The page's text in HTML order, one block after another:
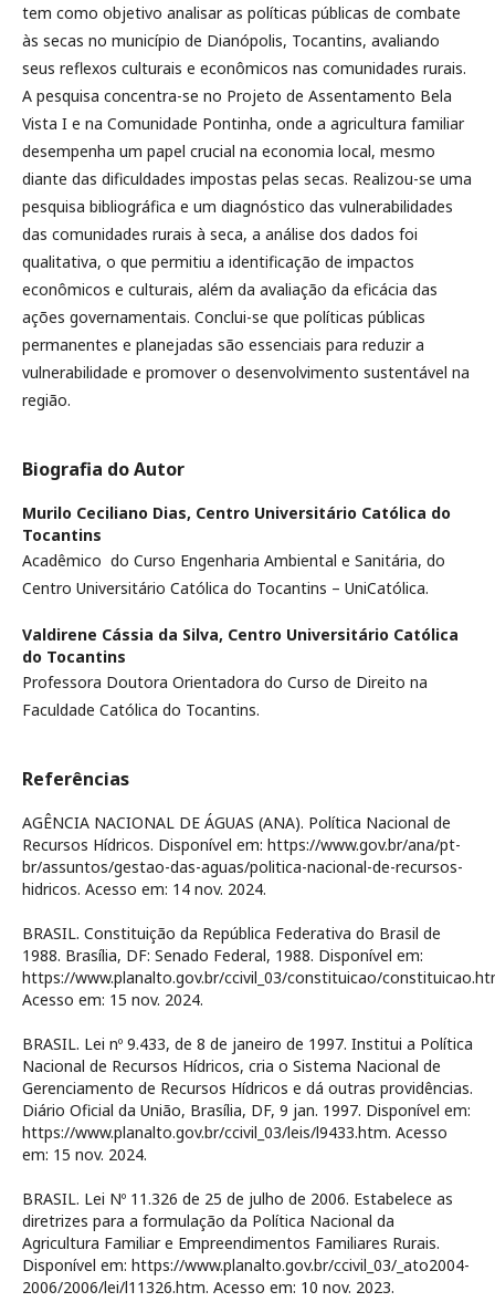
tem como objetivo analisar as políticas públicas de combate
às secas no município de Dianópolis, Tocantins, avaliando
seus reflexos culturais e econômicos nas comunidades rurais.
A pesquisa concentra-se no Projeto de Assentamento Bela
Vista I e na Comunidade Pontinha, onde a agricultura familiar
desempenha um papel crucial na economia local, mesmo
diante das dificuldades impostas pelas secas. Realizou-se uma
pesquisa bibliográfica e um diagnóstico das vulnerabilidades
das comunidades rurais à seca, a análise dos dados foi
qualitativa, o que permitiu a identificação de impactos
econômicos e culturais, além da avaliação da eficácia das
ações governamentais. Conclui-se que políticas públicas
permanentes e planejadas são essenciais para reduzir a
vulnerabilidade e promover o desenvolvimento sustentável na
região.
Biografia do Autor
Murilo Ceciliano Dias, Centro Universitário Católica do
Tocantins
Acadêmico do Curso Engenharia Ambiental e Sanitária, do
Centro Universitário Católica do Tocantins – UniCatólica.
Valdirene Cássia da Silva, Centro Universitário Católica
do Tocantins
Professora Doutora Orientadora do Curso de Direito na
Faculdade Católica do Tocantins.
Referências
AGÊNCIA NACIONAL DE ÁGUAS (ANA). Política Nacional de
Recursos Hídricos. Disponível em: https://www.gov.br/ana/pt-
br/assuntos/gestao-das-aguas/politica-nacional-de-recursos-
hidricos. Acesso em: 14 nov. 2024.
BRASIL. Constituição da República Federativa do Brasil de
1988. Brasília, DF: Senado Federal, 1988. Disponível em:
https://www.planalto.gov.br/ccivil_03/constituicao/
Acesso em: 15 nov. 2024.
BRASIL. Lei nº 9.433, de 8 de janeiro de 1997. Institui a Política
Nacional de Recursos Hídricos, cria o Sistema Nacional de
Gerenciamento de Recursos Hídricos e dá outras providências.
Diário Oficial da União, Brasília, DF, 9 jan. 1997. Disponível em:
https://www.planalto.gov.br/ccivil_03/leis/l9433.htm. Acesso
em: 15 nov. 2024.
BRASIL. Lei Nº 11.326 de 25 de julho de 2006. Estabelece as
diretrizes para a formulação da Política Nacional da
Agricultura Familiar e Empreendimentos Familiares Rurais.
Disponível em: https://www.planalto.gov.br/ccivil_03/_ato2004-
2006/2006/lei/l11326.htm. Acesso em: 10 nov. 2023.